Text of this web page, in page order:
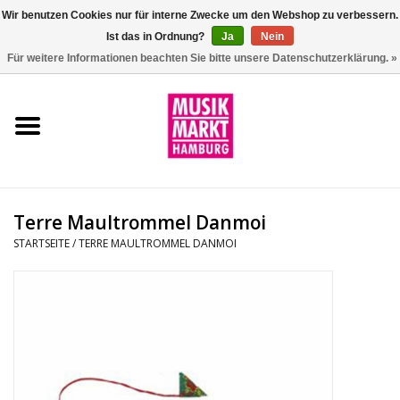
Aktion
Drums
Terre Maultrommel Danmoi
STARTSEITE/TERRE MAULTROMMEL DANMOI
Wir benutzen Cookies nur für interne Zwecke um den Webshop zu verbessern.
Ist das in Ordnung?
Ja
Nein
Für weitere Informationen beachten Sie bitte unsere Datenschutzerklärung. »